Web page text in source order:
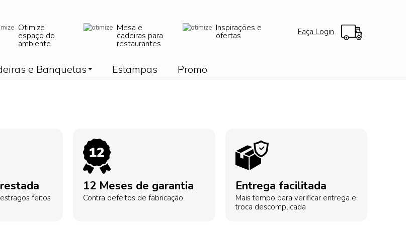
Otimize
espaço do
ambiente
Mesa e
cadeiras para
restaurantes
Inspirações e
ofertas Faça Login
e Banquetas Estampas Promo
feitos
12 Meses de garantia
Contra defeitos de fabricação
Entrega facilitada
Mais tempo para verificar entrega e
troca descomplicada